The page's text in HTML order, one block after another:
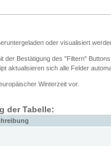
oder visualisiert
Bestätigung des "Filtern"
aktualisieren sich alle Felder
Winterzeit vor.
der Tabelle: